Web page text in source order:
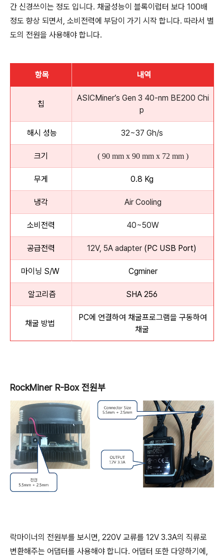
간 신경쓰이는 정도 입니다. 채굴성능이 블록이럽터 보다 100배
정도 향상 되면서, 소비전력에 부담이 가기 시작 합니다. 따라서 별
도의 전원을 사용해야 합니다.
항목 내역
칩
ASICMiner’s Gen 3 40-nm BE200 Chi
p
해시 성능 32~37 Gh/s
크기 ( 90 mm x 90 mm x 72 mm )
무게 0.8 Kg
냉각 Air Cooling
소비전력 40~50W
공급전력 12V, 5A adapter (PC USB Port)
마이닝 S/W Cgminer
알고리즘 SHA 256
채굴 방법
PC에 연결하여 채굴프로그램을 구동하여
채굴
RockMiner R-Box 전원부
락마이너의 전원부를 보시면, 220V 교류를 12V 3.3A의 직류로
변환해주는 어댑터를 사용해야 합니다. 어댑터 또한 다양하기에,